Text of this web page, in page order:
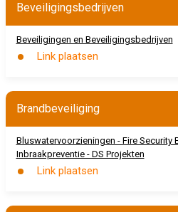
Beveiligingsbedrijven
Beveiligingen en Beveiligingsbedrijven
Link plaatsen
Brandbeveiliging
Bluswatervoorzieningen - Fire Security
Inbraakpreventie - DS Projekten
Link plaatsen